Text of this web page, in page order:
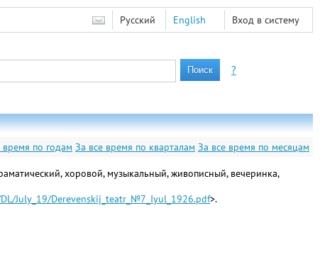
Вход в систему
Русский English
?
время по годам За все время по кварталам За все время по месяцам
хоровой, музыкальный, живописный, вечеринка,
July_19/Derevenskij_teatr_№7_Iyul_1926.pdf>.